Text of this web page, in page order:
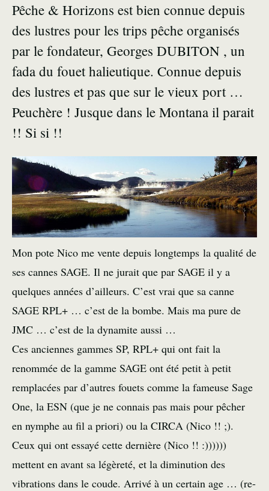
Pêche & Horizons est bien connue depuis
des lustres pour les trips pêche organisés
par le fondateur, Georges DUBITON , un
fada du fouet halieutique. Connue depuis
des lustres et pas que sur le vieux port …
Peuchère ! Jusque dans le Montana il parait
!! Si si !!
Mon pote Nico me vente depuis longtemps la qualité de
ses cannes SAGE. Il ne jurait que par SAGE il y a
quelques années d’ailleurs. C’est vrai que sa canne
SAGE RPL+ … c’est de la bombe. Mais ma pure de
JMC … c’est de la dynamite aussi …
Ces anciennes gammes SP, RPL+ qui ont fait la
renommée de la gamme SAGE ont été petit à petit
remplacées par d’autres fouets comme la fameuse Sage
One, la ESN (que je ne connais pas mais pour pêcher
en nymphe au fil a priori) ou la CIRCA (Nico !! ;).
Ceux qui ont essayé cette dernière (Nico !! :))))))
mettent en avant sa légèreté, et la diminution des
vibrations dans le coude. Arrivé à un certain age … (re-